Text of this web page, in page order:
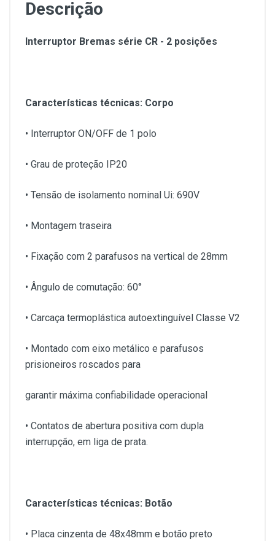
Descrição
Interruptor Bremas série CR - 2 posições
Características técnicas: Corpo
• Interruptor ON/OFF de 1 polo
• Grau de proteção IP20
• Tensão de isolamento nominal Ui: 690V
• Montagem traseira
• Fixação com 2 parafusos na vertical de 28mm
• Ângulo de comutação: 60°
• Carcaça termoplástica autoextinguível Classe V2
• Montado com eixo metálico e parafusos
prisioneiros roscados para
garantir máxima confiabilidade operacional
• Contatos de abertura positiva com dupla
interrupção, em liga de prata.
Características técnicas: Botão
• Placa cinzenta de 48x48mm e botão preto